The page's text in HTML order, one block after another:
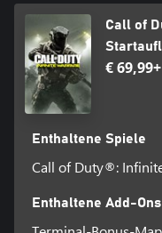
DUTY, MODERN
CALL OF DUTY INFINITE
Activision Publishing, Inc.
Call of
€ 69,99+
Enthaltene Spiele
Call of Duty®:
Enthaltene Add-Ons